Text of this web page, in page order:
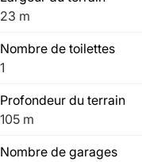
23 m
Nombre de toilettes
1
Profondeur du terrain
105 m
Nombre de garages